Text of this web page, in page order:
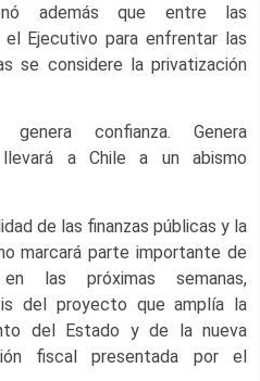
además que entre las
Ejecutivo para enfrentar las
se considere la privatización
confianza. Genera
a Chile a un abismo
de las finanzas públicas y la
marcará parte importante de
las próximas semanas,
del proyecto que amplía la
del Estado y de la nueva
fiscal presentada por el